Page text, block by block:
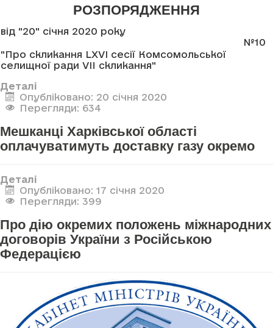
РОЗПОРЯДЖЕННЯ
від "20" січня 2020 року
№10
"Про скликання LXVI сесії Комсомольської
селищної ради VII скликання"
Деталі
Опубліковано: 20 січня 2020
Перегляди: 634
Мешканці Харківської області
оплачуватимуть доставку газу окремо
Деталі
Опубліковано: 17 січня 2020
Перегляди: 399
Про дію окремих положень міжнародних
договорів України з Російською
Федерацією